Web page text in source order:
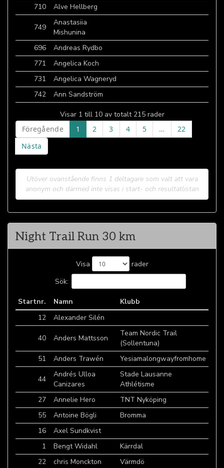
710
Alve Hellberg
749
Anastasiia
Mishunina
696
Andreas Rydbo
771
Angelica Koch
731
Angelica Wagneryd
742
Ann Sandström
Visar 1 till 10 av totalt 215 rader
Föregående
1 2 3 4 5 …
22
Nästa
Utöver ovanstående finns 1 deltagare som valt att vara
anonym och därmed inte visas i start- och resultatlistan
Night Trail Run 30 km
Visa
rader
Sök:
Startnr. Namn
Klubb
12
Alexander Silén
40 Anders Mattsson
Team Nordic Trail
(Sollentuna)
51
Anders Trawén Yesiamalongwayfromhome
44
Andrés Ulloa
Canizares
Stade Lausanne
Athlétisme
27
Annelie Hero
TNT Nyköping
55
Antoine Bögli
Bromma
16
Axel Sundkvist
1
Bengt Widahl
Kärrdal
22
chris Monckton Värmdö